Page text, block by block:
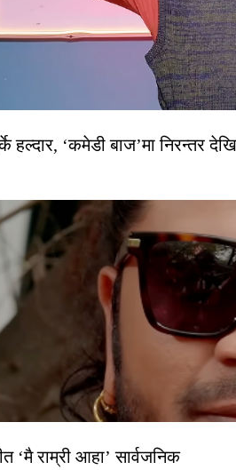
हल्दार, ‘कमेडी बाज’मा निरन्तर
‘मै राम्री आहा’ सार्वजनिक